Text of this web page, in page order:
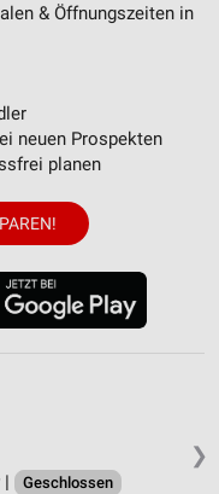
& Öffnungszeiten in
neuen Prospekten
planen
❯
|
Geschlossen